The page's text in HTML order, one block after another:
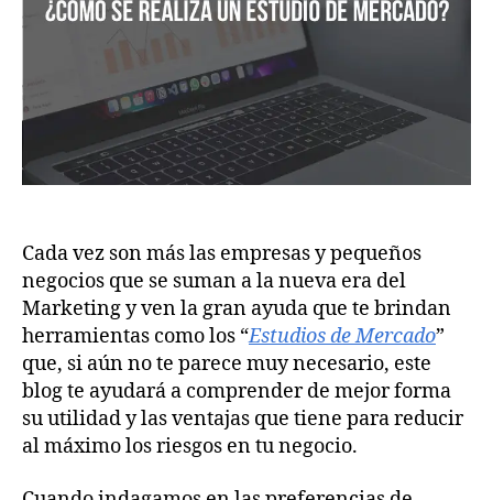
Cada vez son más las empresas y pequeños
negocios que se suman a la nueva era del
Marketing y ven la gran ayuda que te brindan
herramientas como los “Estudios de Mercado”
que, si aún no te parece muy necesario, este
blog te ayudará a comprender de mejor forma
su utilidad y las ventajas que tiene para reducir
al máximo los riesgos en tu negocio.